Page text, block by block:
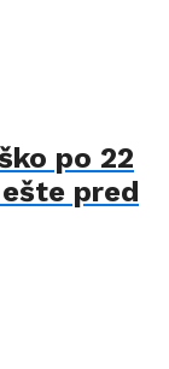
po 22
pred